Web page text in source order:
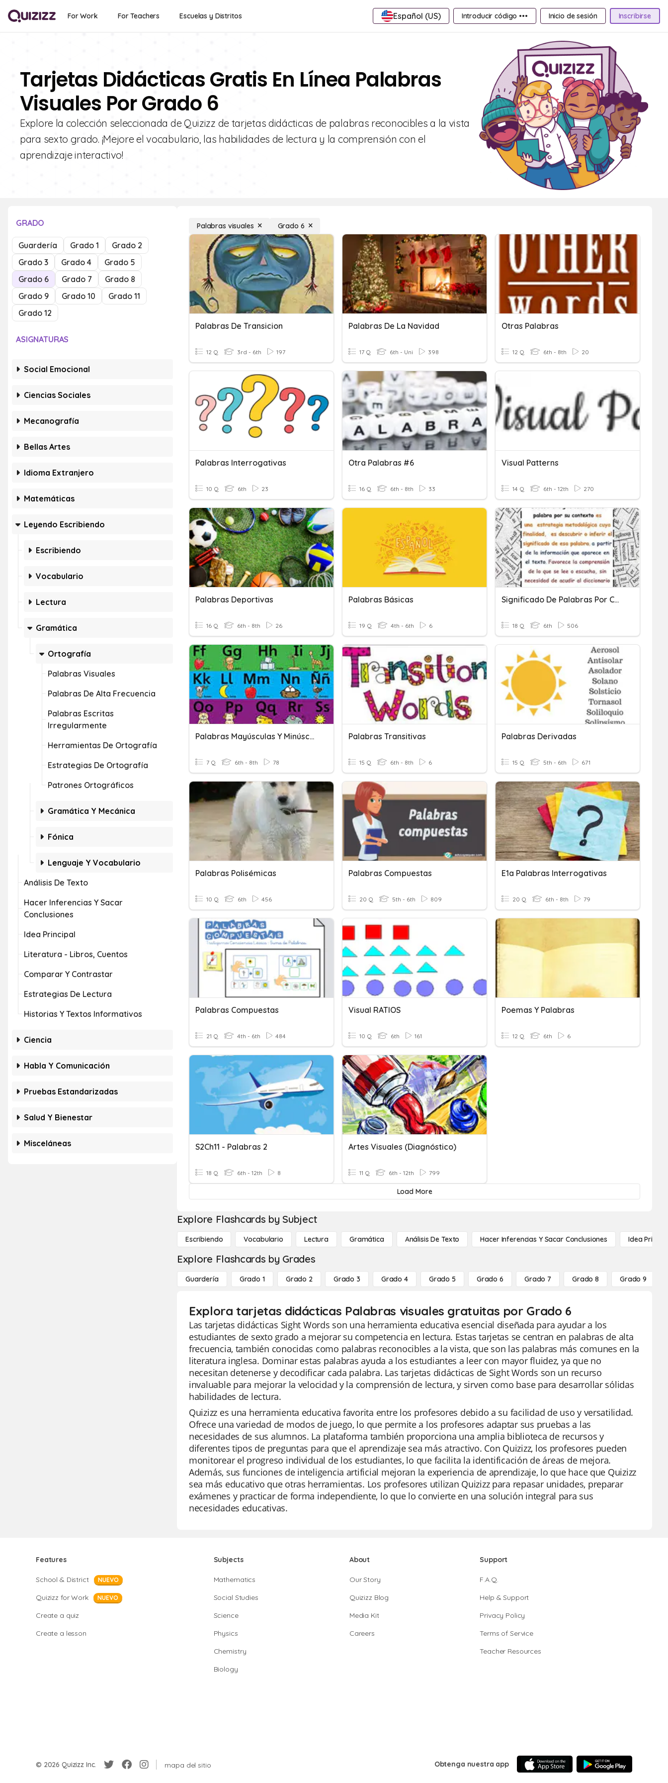
For Work For Teachers Escuelas y Distritos Español (US) Introducir código ••• Inicio de sesión Inscribirse
Tarjetas Didácticas Gratis En Línea Palabras
Visuales Por Grado 6
Explore la colección seleccionada de Quizizz de tarjetas didácticas de palabras reconocibles a la vista
para sexto grado. ¡Mejore el vocabulario, las habilidades de lectura y la comprensión con el
aprendizaje interactivo!
GRADO
Guardería Grado 1
Grado 2
Grado 3
Grado 4
Grado 5
Grado 6
Grado 7
Grado 8
Grado 9
Grado 10
Grado 11
Grado 12
ASIGNATURAS
Social Emocional
Ciencias Sociales
Mecanografía
Bellas Artes
Idioma Extranjero
Matemáticas
Leyendo Escribiendo
Escribiendo
Vocabulario
Lectura
Gramática
Ortografía
Palabras Visuales
Palabras De Alta Frecuencia
Palabras Escritas
Irregularmente
Herramientas De Ortografía
Estrategias De Ortografía
Patrones Ortográficos
Gramática Y Mecánica
Fónica
Lenguaje Y Vocabulario
Análisis De Texto
Hacer Inferencias Y Sacar
Conclusiones
Idea Principal
Literatura - Libros, Cuentos
Comparar Y Contrastar
Estrategias De Lectura
Historias Y Textos Informativos
Ciencia
Habla Y Comunicación
Pruebas Estandarizadas
Salud Y Bienestar
Misceláneas
Palabras visuales Grado 6
Palabras De Transicion
12 Q 3rd - 6th 197
Palabras De La Navidad
17 Q 6th - Uni 398
Otras Palabras
12 Q 6th - 8th 20
Palabras Interrogativas
10 Q 6th 23
Otra Palabras #6
16 Q 6th - 8th 33
Visual Patterns
14 Q 6th - 12th 270
Palabras Deportivas
16 Q 6th - 8th 26
Palabras Básicas
19 Q 4th - 6th 6
Significado De Palabras Por Contexto
18 Q 6th 506
Palabras Mayúsculas Y Minúsculas.
7 Q 6th - 8th 78
Palabras Transitivas
15 Q 6th - 8th 6
Palabras Derivadas
15 Q 5th - 6th 671
Palabras Polisémicas
10 Q 6th 456
Palabras Compuestas
20 Q 5th - 6th 809
E1a Palabras Interrogativas
20 Q 6th - 8th 79
Palabras Compuestas
21 Q 4th - 6th 484
Visual RATIOS
10 Q 6th 161
Poemas Y Palabras
12 Q 6th 6
S2Ch11 - Palabras 2
18 Q 6th - 12th 8
Artes Visuales (Diagnóstico)
11 Q 6th - 12th 799
Load More
Explore Flashcards by Subject
Escribiendo Vocabulario Lectura Gramática Análisis De Texto Hacer Inferencias Y Sacar Conclusiones Idea
Explore Flashcards by Grades
Guardería Grado 1 Grado 2 Grado 3 Grado 4 Grado 5 Grado 6 Grado 7 Grado 8 Grado 9
Explora tarjetas didácticas Palabras visuales gratuitas por Grado 6
Las tarjetas didácticas Sight Words son una herramienta educativa esencial diseñada para ayudar a los
estudiantes de sexto grado a mejorar su competencia en lectura. Estas tarjetas se centran en palabras de alta
frecuencia, también conocidas como palabras reconocibles a la vista, que son las palabras más comunes en la
literatura inglesa. Dominar estas palabras ayuda a los estudiantes a leer con mayor fluidez, ya que no
necesitan detenerse y decodificar cada palabra. Las tarjetas didácticas de Sight Words son un recurso
invaluable para mejorar la velocidad y la comprensión de lectura, y sirven como base para desarrollar sólidas
habilidades de lectura.
Quizizz es una herramienta educativa favorita entre los profesores debido a su facilidad de uso y versatilidad.
Ofrece una variedad de modos de juego, lo que permite a los profesores adaptar sus pruebas a las
necesidades de sus alumnos. La plataforma también proporciona una amplia biblioteca de recursos y
diferentes tipos de preguntas para que el aprendizaje sea más atractivo. Con Quizizz, los profesores pueden
monitorear el progreso individual de los estudiantes, lo que facilita la identificación de áreas de mejora.
Además, sus funciones de inteligencia artificial mejoran la experiencia de aprendizaje, lo que hace que Quizizz
sea más educativo que otras herramientas. Los profesores utilizan Quizizz para repasar unidades, preparar
exámenes y practicar de forma independiente, lo que lo convierte en una solución integral para sus
necesidades educativas.
Features
School & District NUEVO
Quizizz for Work NUEVO
Create a quiz
Create a lesson
Subjects
Mathematics
Social Studies
Science
Physics
Chemistry
Biology
About
Our Story
Quizizz Blog
Media Kit
Careers
Support
F.A.Q.
Help & Support
Privacy Policy
Terms of Service
Teacher Resources
© 2026 Quizizz Inc. mapa del sitio Obtenga nuestra app